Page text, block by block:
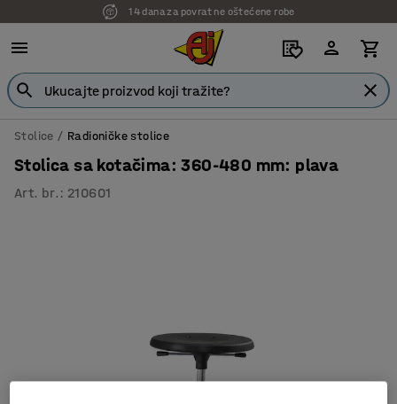
14 dana za povrat ne oštećene robe
Stolice Radioničke stolice
Stolica sa kotačima: 360-480 mm: plava
Art. br. : 210601